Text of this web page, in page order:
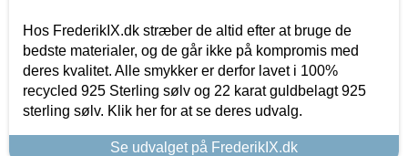
Hos FrederikIX.dk stræber de altid efter at bruge de
bedste materialer, og de går ikke på kompromis med
deres kvalitet. Alle smykker er derfor lavet i 100%
recycled 925 Sterling sølv og 22 karat guldbelagt 925
sterling sølv. Klik her for at se deres udvalg.
Se udvalget på FrederikIX.dk